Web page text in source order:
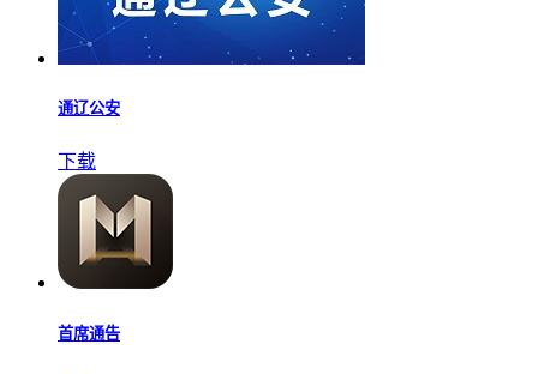
通辽公安
下载
首席通告